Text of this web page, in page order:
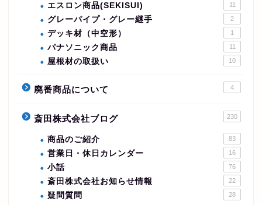
エスロン商品(SEKISUI) 11
グレーパイプ・グレー継手 2
デッキ材（中空形） 1
パナソニック商品 11
屋根材の取扱い 10
廃番商品について 4
斎田株式会社ブログ 230
商品のご紹介 83
営業日・休日カレンダー 16
小話 76
斎田株式会社お知らせ情報 22
疑問質問 28